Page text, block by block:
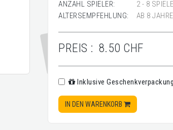
ANZAHL SPIELER:
2 - 8
ALTERSEMPFEHLUNG:
AB 8
PREIS : 8.50 CHF
Inklusive
IN DEN WARENKORB